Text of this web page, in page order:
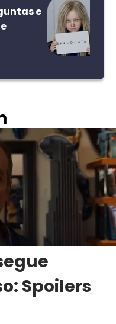
e
Spoilers